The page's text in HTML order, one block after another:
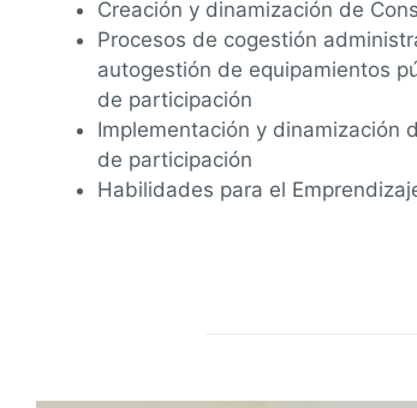
Creación y dinamización de
Procesos de cogestión
autogestión de equipamientos
de participación
Implementación y dinamización
de participación
Habilidades para el